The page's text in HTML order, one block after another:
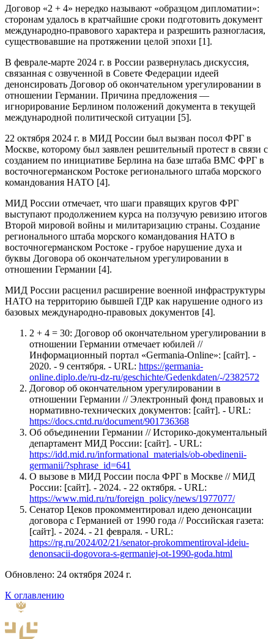
Договор «2 + 4» нередко называют «образцом дипломатии»:
сторонам удалось в кратчайшие сроки подготовить документ
международно-правового характера и разрешить разногласия,
существовавшие на протяжении целой эпохи [1].
В феврале-марте 2024 г. в России развернулась дискуссия,
связанная с озвученной в Совете Федерации идеей
денонсировать Договор об окончательном урегулировании в
отношении Германии. Причина предложения —
игнорирование Берлином положений документа в текущей
международной политической ситуации [5].
22 октября 2024 г. в МИД России был вызван посол ФРГ в
Москве, которому был заявлен решительный протест в связи с
созданием по инициативе Берлина на базе штаба ВМС ФРГ в
восточногерманском Ростоке регионального штаба морского
командования НАТО [4].
МИД России отмечает, что шаги правящих кругов ФРГ
выступают продолжением курса на ползучую ревизию итогов
Второй мировой войны и милитаризацию страны. Создание
регионального штаба морского командования НАТО в
восточногерманском Ростоке - грубое нарушение духа и
буквы Договора об окончательном урегулировании в
отношении Германии [4].
МИД России расценил расширение военной инфраструктуры
НАТО на территорию бывшей ГДР как нарушение одного из
базовых международно-правовых документов [4].
2 + 4 = 30: Договор об окончательном урегулировании в
отношении Германии отмечает юбилей //
Информационный портал «Germania-Online»: [сайт]. -
2020. - 9 сентября. - URL: https://germania-
online.diplo.de/ru-dz-ru/geschichte/Gedenkdaten/-/2382572
Договор об окончательном урегулировании в
отношении Германии // Электронный фонд правовых и
нормативно-технических документов: [сайт]. - URL:
https://docs.cntd.ru/document/901736368
Об объединении Германии // Историко-документальный
департамент МИД России: [сайт]. - URL:
https://idd.mid.ru/informational_materials/ob-obedinenii-
germanii/?sphrase_id=641
О вызове в МИД России посла ФРГ в Москве // МИД
России: [сайт]. - 2024. - 22 октября. - URL:
https://www.mid.ru/ru/foreign_policy/news/1977077/
Сенатор Цеков прокомментировал идею денонсации
договора с Германией от 1990 года // Российская газета:
[сайт]. - 2024. - 21 февраля. - URL:
https://rg.ru/2024/02/21/senator-prokommentiroval-ideiu-
denonsacii-dogovora-s-germaniej-ot-1990-goda.html
Обновлено: 24 октября 2024 г.
К оглавлению